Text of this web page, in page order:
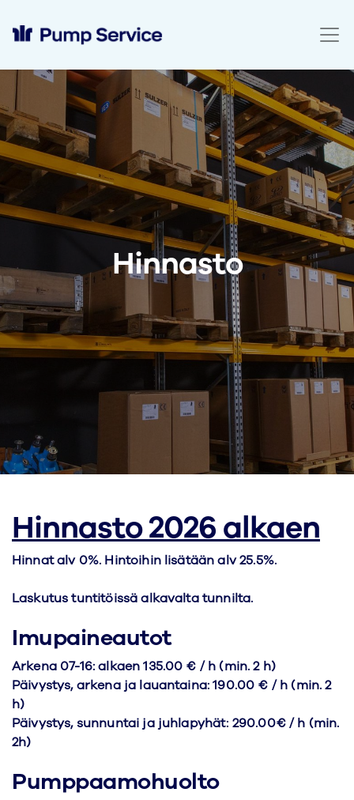
Hinnasto
Hinnasto2026 alkaen
Hinnat alv 0%. Hintoihin lisätään alv 25.5%.
Laskutus tuntitöissä alkavalta tunnilta.
Imupaineautot
Arkena 07-16: alkaen 135.00 € / h (min. 2 h)
Päivystys, arkena ja lauantaina: 190.00 € / h (min. 2
h)
Päivystys, sunnuntai ja juhlapyhät: 290.00€ / h (min.
2h)
Pumppaamohuolto